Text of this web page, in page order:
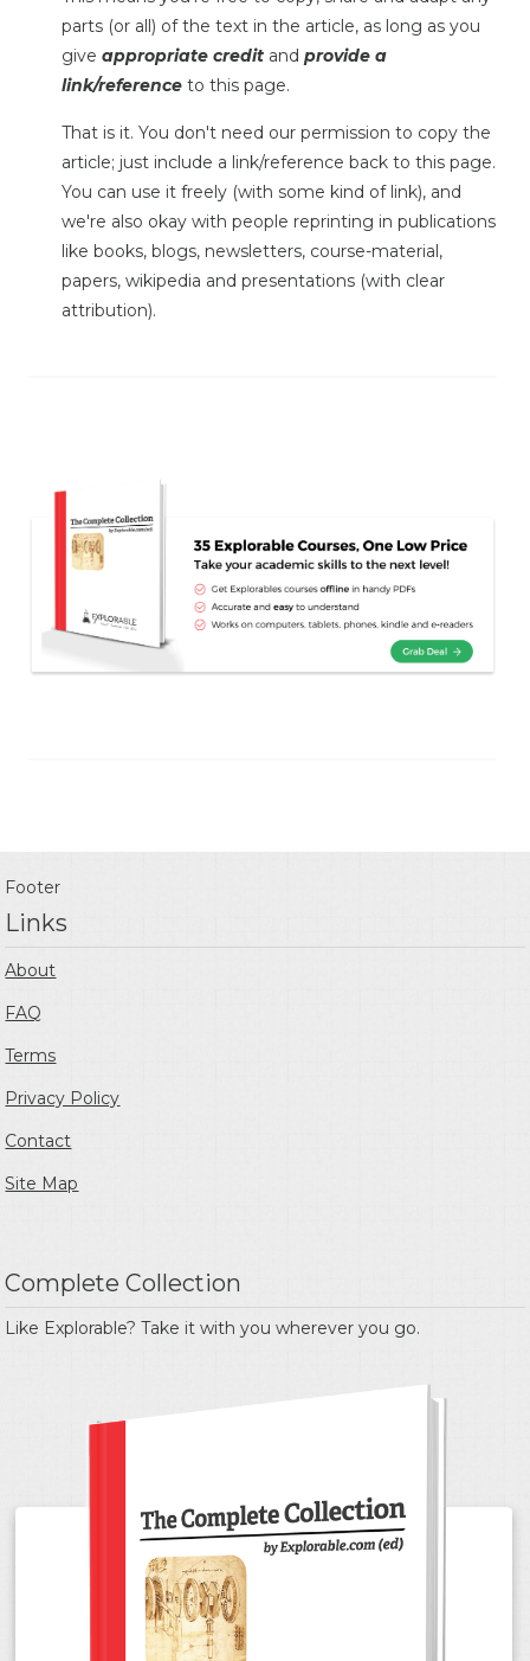
parts (or all) of the text in the article, as long as you
give appropriate credit and provide a
link/reference to this page.
That is it. You don't need our permission to copy the
article; just include a link/reference back to this page.
You can use it freely (with some kind of link), and
we're also okay with people reprinting in publications
like books, blogs, newsletters, course-material,
papers, wikipedia and presentations (with clear
attribution).
Footer
Links
About
FAQ
Terms
Privacy Policy
Contact
Site Map
Complete Collection
Like Explorable? Take it with you wherever you go.